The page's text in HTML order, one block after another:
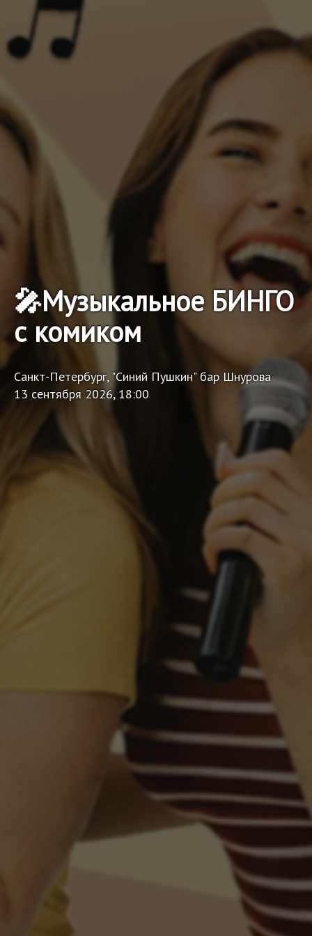
🎤Музыкальное БИНГО
с комиком
Санкт-Петербург, "Синий Пушкин" бар Шнурова
13 сентября 2026, 18:00